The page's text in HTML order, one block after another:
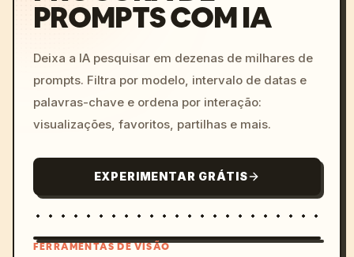
PROMPTS COM IA
Deixa a IA pesquisar em dezenas de milhares de
prompts. Filtra por modelo, intervalo de datas e
palavras-chave e ordena por interação:
visualizações, favoritos, partilhas e mais.
EXPERIMENTAR GRÁTIS
FERRAMENTAS DE VISÃO